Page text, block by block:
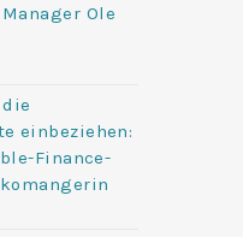
Ole
einbeziehen:
Finance-